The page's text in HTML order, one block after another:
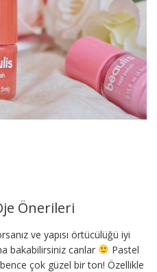
Önerileri
ve yapısı örtücülüğü iyi
bakabilirsiniz canlar
Pastel
çok güzel bir ton! Özellikle